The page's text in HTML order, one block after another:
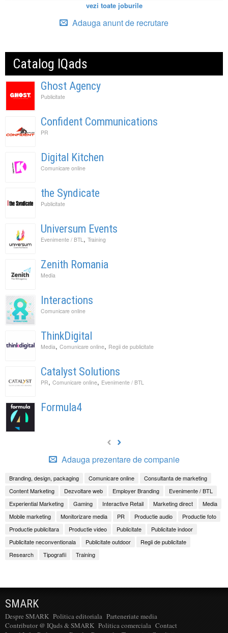
vezi toate joburile
Adauga anunt de recrutare
Catalog IQads
Ghost Agency
Publicitate
Confident Communications
PR
Digital Kitchen
Comunicare online
the Syndicate
Publicitate
Universum Events
Evenimente / BTL, Training
Zenith Romania
Media
Interactions
Comunicare online
ThinkDigital
Media, Comunicare online, Regii de publicitate
Catalyst Solutions
PR, Comunicare online, Evenimente / BTL
Formula4
Adauga prezentare de companie
Branding, design, packaging Comunicare online
Consultanta de marketing
Content Marketing
Dezvoltare web Employer Branding
Evenimente / BTL
Experiential Marketing
Gaming Interactive Retail Marketing direct
Media
Mobile marketing
Monitorizare media PR Productie audio
Productie foto
Productie publicitara
Productie video Publicitate
Publicitate indoor
Publicitate neconventionala
Publicitate outdoor
Regii de publicitate
Research
Tipografii Training
SMARK
Despre SMARK Politica editoriala Parteneriate media
Contributor @ IQads & SMARK Politica comerciala Contact